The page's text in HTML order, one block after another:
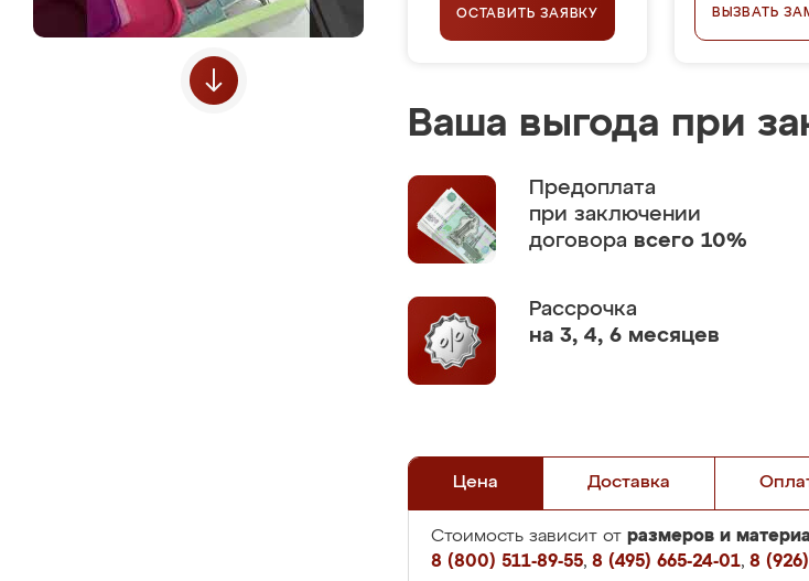
ОСТАВИТЬ ЗАЯВКУ ВЫЗВАТЬ
Ваша выгода при
Предоплата
при заключении
договора всего 10%
Рассрочка
на 3, 4, 6 месяцев
Цена Доставка
Стоимость зависит от размеров и
8 (800) 511-89-55, 8 (495) 665-24-01, 8